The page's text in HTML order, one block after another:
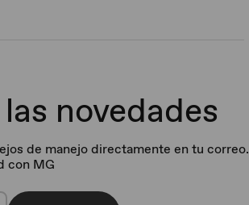
novedades
de manejo directamente en tu correo.
con MG